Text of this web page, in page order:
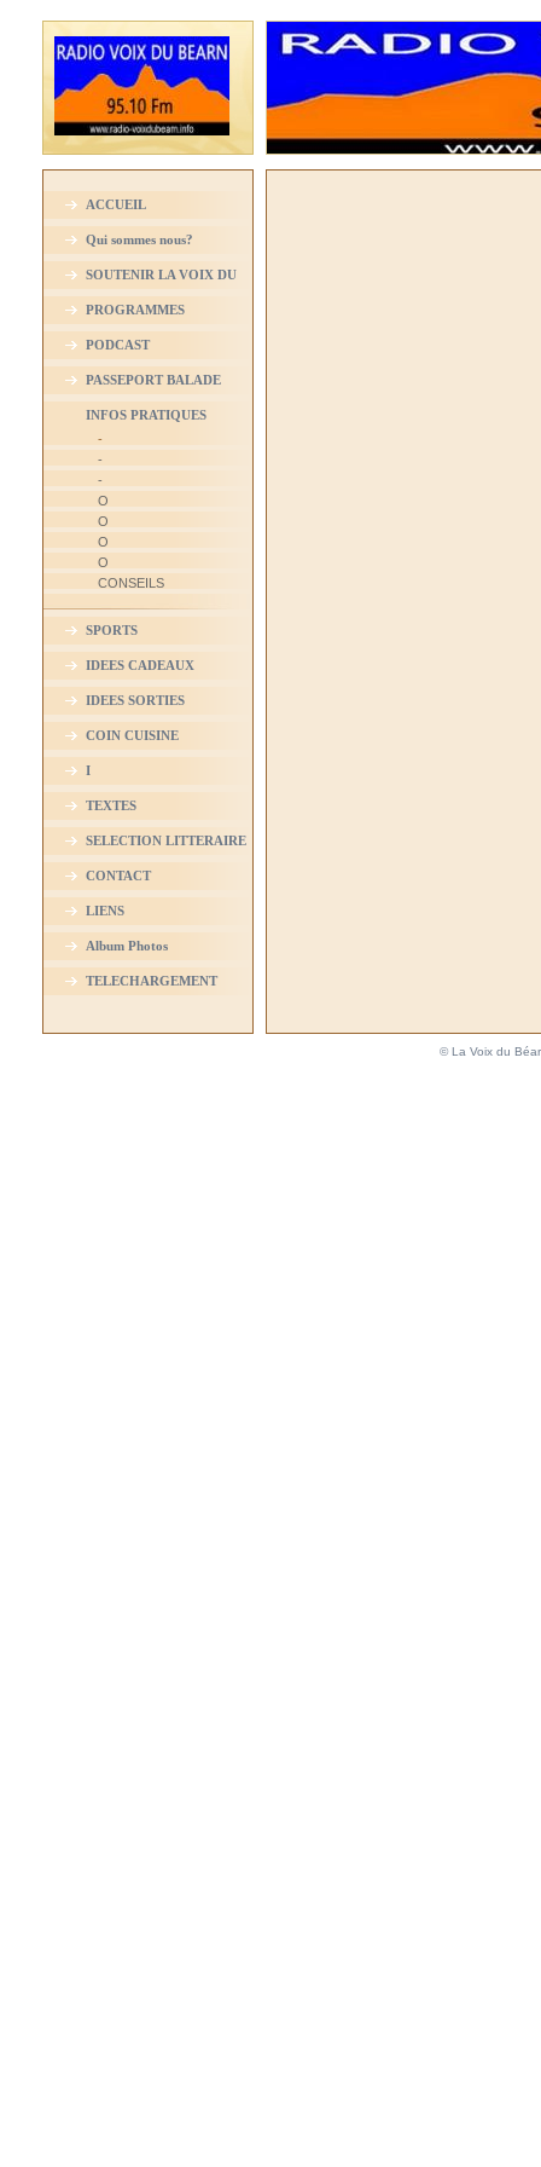
ACCUEIL
Qui sommes nous?
SOUTENIR LA VOIX DU
BEARN
PROGRAMMES
PODCAST
PASSEPORT BALADE
INFOS PRATIQUES
-
-
-
O
O
O
O
CONSEILS
SPORTS
IDEES CADEAUX
IDEES SORTIES
COIN CUISINE
I
TEXTES
SELECTION LITTERAIRE
CONTACT
LIENS
Album Photos
TELECHARGEMENT
© La Voix du